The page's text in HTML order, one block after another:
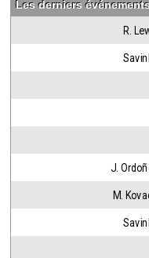
Les derniers
R.
J.
M.